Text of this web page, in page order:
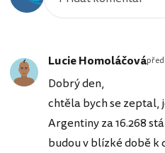
Lucie Homoláčová
Dobrý den,
chtěla bych se zeptal,
Argentiny za 16.268
budou v blízké době k